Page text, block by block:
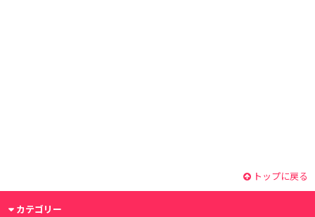
トップに戻る
カテゴリー